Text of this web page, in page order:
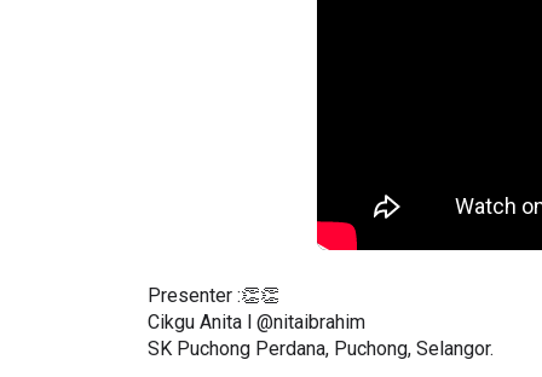
Presenter :👏👏
Cikgu Anita l @nitaibrahim
SK Puchong Perdana, Puchong, Selangor.